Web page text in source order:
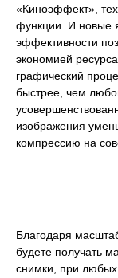
«Киноэффект»,
функции. И новые
эффективности
экономией
графический
быстрее, чем
изображения
компрессию на
Благодаря
будете получать
снимки, при любых